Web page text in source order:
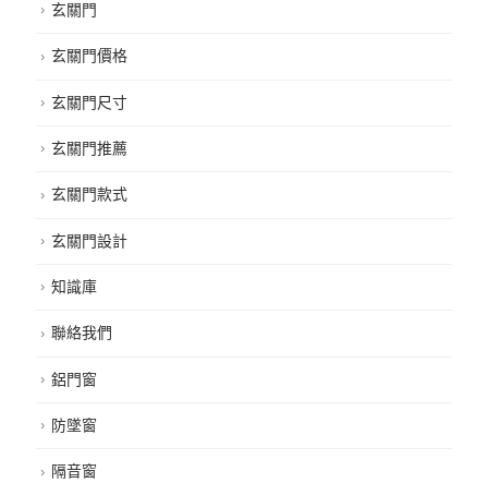
玄關門
玄關門價格
玄關門尺寸
玄關門推薦
玄關門款式
玄關門設計
知識庫
聯絡我們
鋁門窗
防墜窗
隔音窗